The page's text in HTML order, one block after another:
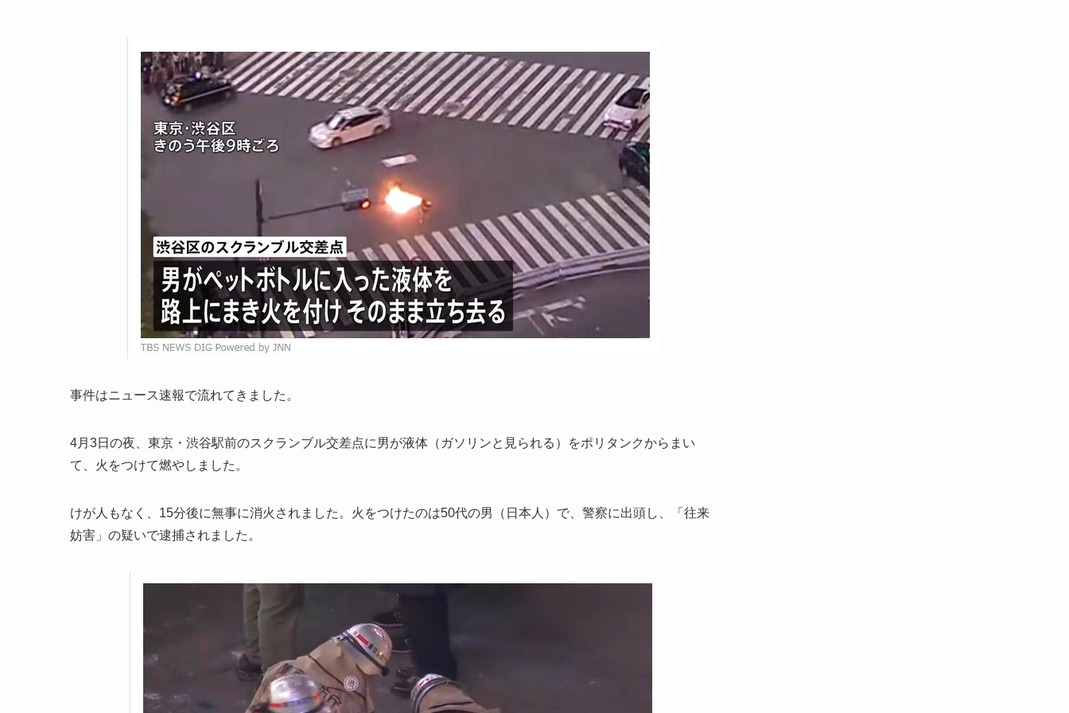
事件はニュース速報で流れてきました。
4月3日の夜、東京・渋谷駅前のスクランブル交差点に男が液体（ガソリンと見られる）をポリタンクからまい
て、火をつけて燃やしました。
けが人もなく、15分後に無事に消火されました。火をつけたのは50代の男（日本人）で、警察に出頭し、「往来
妨害」の疑いで逮捕されました。